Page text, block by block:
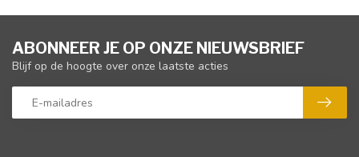
ABONNEER JE OP ONZE NIEUWSBRIEF
Blijf op de hoogte over onze laatste acties